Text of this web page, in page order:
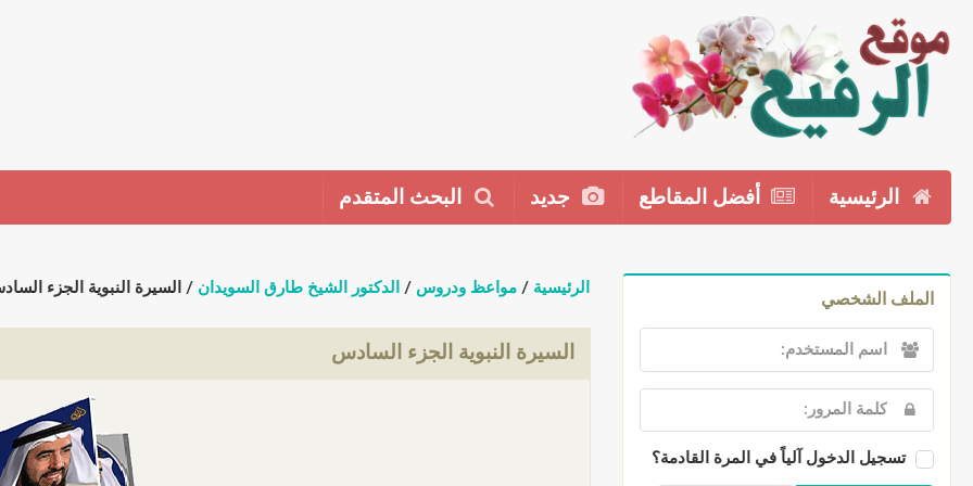
الرئيسية أفضل المقاطع جديد البحث المتقدم
الملف الشخصي
تسجيل الدخول آلياً في المرة القادمة؟
الرئيسية /مواعظ ودروس / الدكتور الشيخ طارق السويدان / السيرة النبوية الجزء
السيرة النبوية الجزء السادس